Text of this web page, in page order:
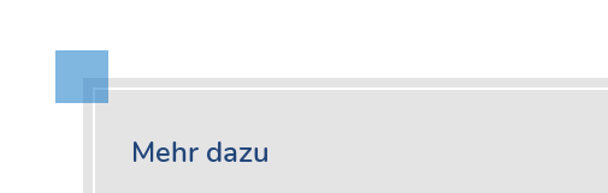
Mehr dazu